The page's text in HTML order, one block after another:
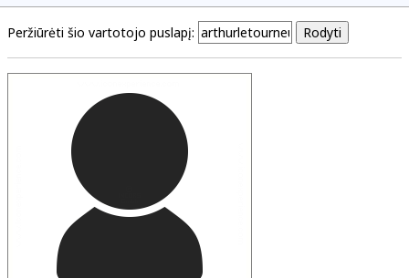
Peržiūrėti šio vartotojo puslapį: